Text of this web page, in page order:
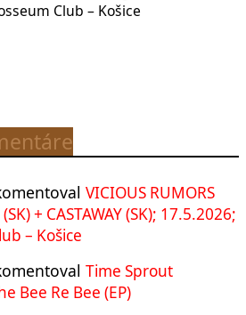
Club – Košice
VICIOUS RUMORS
+ CASTAWAY (SK); 17.5.2026;
– Košice
Time Sprout
Bee Re Bee (EP)